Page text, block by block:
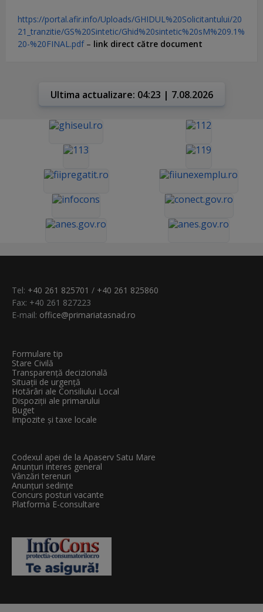
https://portal.afir.info/Uploads/GHIDUL%20Solicitantului/20
21_tranzitie/GS%20Sintetic/Ghid%20sintetic%20sM%209.1%
20-%20FINAL.pdf– link direct către document
Ultima actualizare: 04:23 | 7.08.2026
Tel: +40 261 825701 / +40 261 825860
Fax: +40 261 827223
E-mail: office@primariatasnad.ro
Formulare tip
Stare Civilă
Transparenţă decizională
Situații de urgență
Hotărâri ale Consiliului Local
Dispoziții ale primarului
Buget
Impozite și taxe locale
Codexul apei de la Apaserv Satu Mare
Anunțuri interes general
Vânzări terenuri
Anunțuri sedințe
Concurs posturi vacante
Platforma E-consultare